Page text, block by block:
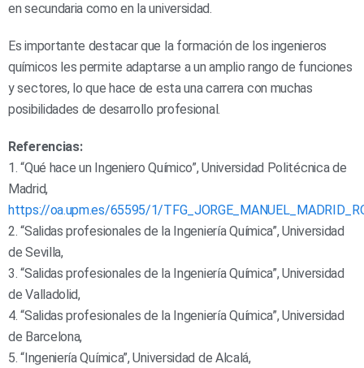
en secundaria como en la universidad.
Es importante destacar que la formación de los ingenieros
químicos les permite adaptarse a un amplio rango de funciones
y sectores, lo que hace de esta una carrera con muchas
posibilidades de desarrollo profesional.
Referencias:
1. “Qué hace un Ingeniero Químico”, Universidad Politécnica de
Madrid,
https://oa.upm.es/65595/1/
2. “Salidas profesionales de la Ingeniería Química”, Universidad
de Sevilla,
3. “Salidas profesionales de la Ingeniería Química”, Universidad
de Valladolid,
4. “Salidas profesionales de la Ingeniería Química”, Universidad
de Barcelona,
5. “Ingeniería Química”, Universidad de Alcalá,